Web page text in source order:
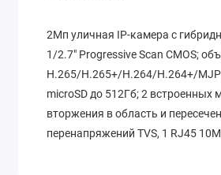
2Мп уличная IP-камера с
1/2.7" Progressive Scan CMOS;
H.265/H.265+/H.264/H.264+/
microSD до 512Гб; 2
вторжения в область и
перенапряжений TVS, 1 RJ45